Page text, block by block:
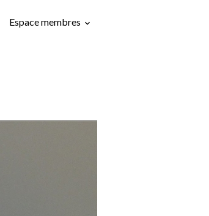
Espace membres